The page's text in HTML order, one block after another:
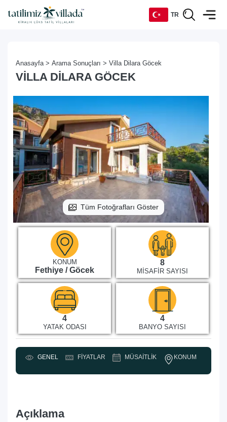
TR
Anasayfa > Arama Sonuçları > Villa Dilara Göcek
VILLA DILARA GÖCEK
Tüm Fotoğrafları Göster
KONUM
Fethiye / Göcek
8
MISAFIR SAYISI
4
YATAK ODASI
4
BANYO SAYISI
GENEL FIYATLAR MÜSAITLIK KONUM
Açıklama